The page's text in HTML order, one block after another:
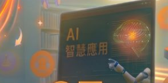
少 言情 輕小說 醫療保健